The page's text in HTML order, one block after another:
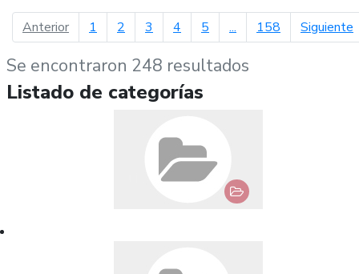
Anteriorpágina anterior
1 2 3 4 5 ... 158 Siguiente
Se encontraron 248 resultados
Listado de categorías